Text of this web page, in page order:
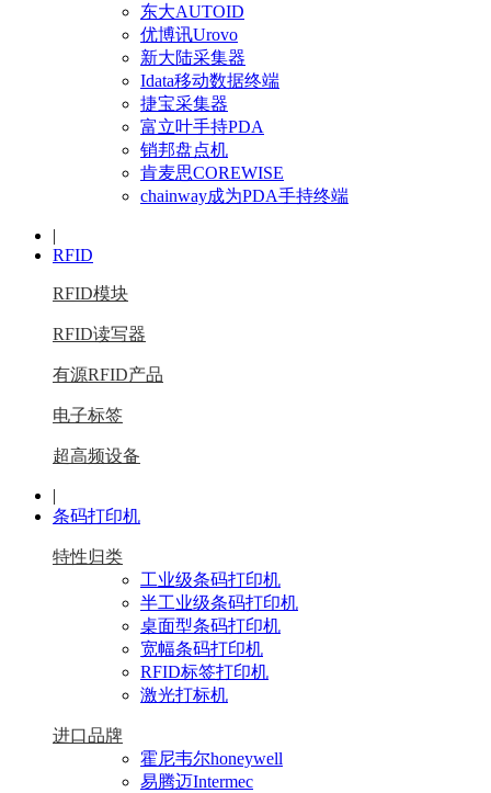
东大AUTOID
优博讯Urovo
新大陆采集器
Idata移动数据终端
捷宝采集器
富立叶手持PDA
销邦盘点机
肯麦思COREWISE
chainway成为PDA手持终端
|
RFID
RFID模块
RFID读写器
有源RFID产品
电子标签
超高频设备
|
条码打印机
特性归类
工业级条码打印机
半工业级条码打印机
桌面型条码打印机
宽幅条码打印机
RFID标签打印机
激光打标机
进口品牌
霍尼韦尔honeywell
易腾迈Intermec